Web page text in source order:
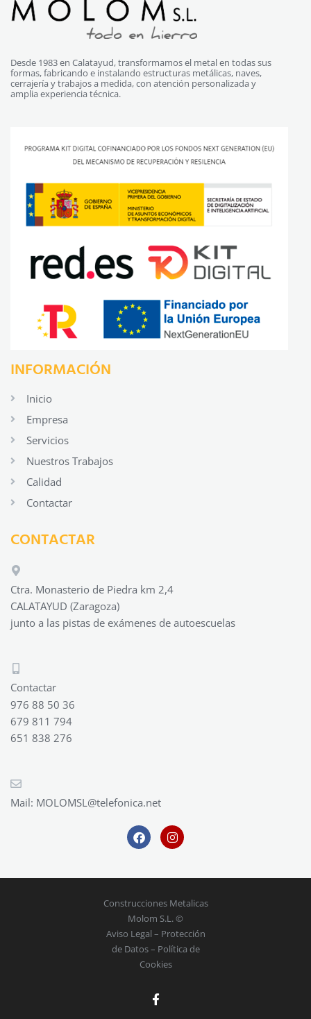
Desde 1983 en Calatayud, transformamos el metal en todas sus
formas, fabricando e instalando estructuras metálicas, naves,
cerrajería y trabajos a medida, con atención personalizada y
amplia experiencia técnica.
INFORMACIÓN
Inicio
Empresa
Servicios
Nuestros Trabajos
Calidad
Contactar
CONTACTAR
Ctra. Monasterio de Piedra km 2,4
CALATAYUD (Zaragoza)
junto a las pistas de exámenes de autoescuelas
Contactar
976 88 50 36
679 811 794
651 838 276
Mail: MOLOMSL@telefonica.net
Construcciones Metalicas
Molom S.L. ©
Aviso Legal – Protección
de Datos– Política de
Cookies